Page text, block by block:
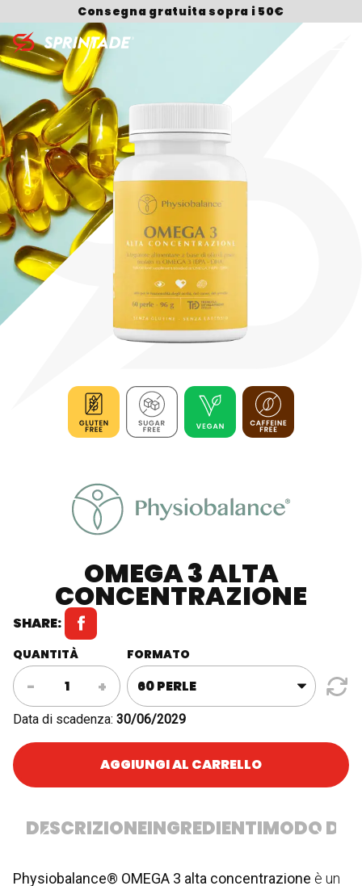
OMEGA 3 ALTA
CONCENTRAZIONE
SHARE:
QUANTITÀ
-
OMEGA
3
Alta
quantità
+
FORMATO
Data di scadenza: 30/06/2029
AGGIUNGI AL CARRELLO
DESCRIZIONEINGREDIENTIMODO
Physiobalance® OMEGA 3 alta concentrazione è un
Consegna gratuita sopra i 50€
Search for: